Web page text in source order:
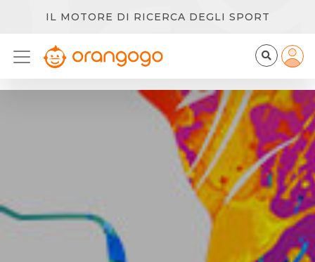
IL MOTORE DI RICERCA DEGLI SPORT